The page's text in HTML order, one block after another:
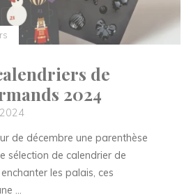
de
2024
de décembre une parenthèse
sélection de calendrier de
les palais, ces
…